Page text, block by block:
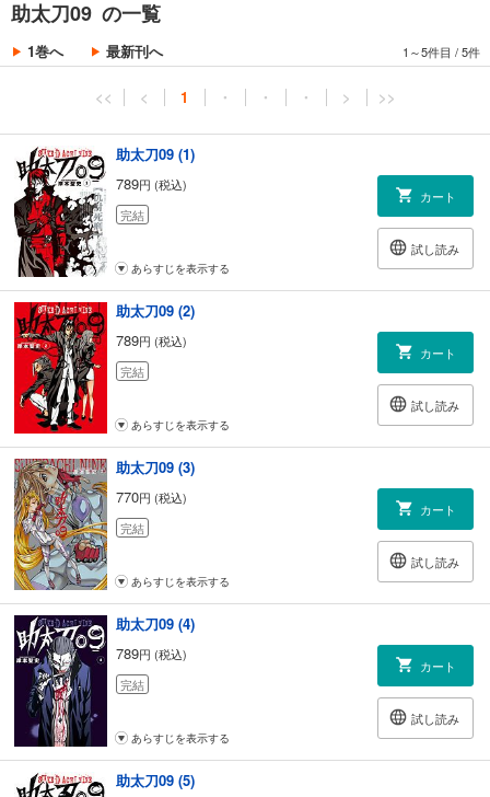
助太刀09 の一覧
1巻へ 最新刊へ 1～5件目 /5件
<< < 1 ・ ・ ・ > >>
助太刀09 (1)
789円 (税込)
完結
カート
試し読み
あらすじを表示する
助太刀09 (2)
789円 (税込)
完結
カート
試し読み
あらすじを表示する
助太刀09 (3)
770円 (税込)
完結
カート
試し読み
あらすじを表示する
助太刀09 (4)
789円 (税込)
完結
カート
試し読み
あらすじを表示する
助太刀09 (5)